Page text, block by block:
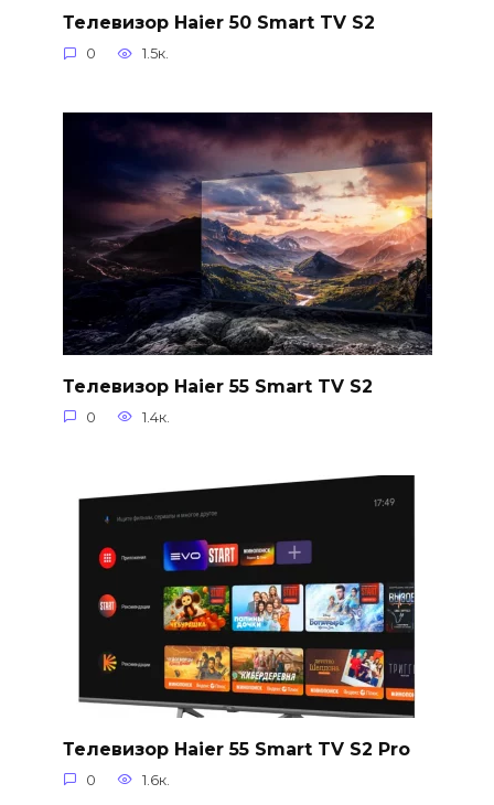
Телевизор Haier 50 Smart TV S2
0 1.5к.
Телевизор Haier 55 Smart TV S2
0 1.4к.
Телевизор Haier 55 Smart TV S2 Pro
0 1.6к.